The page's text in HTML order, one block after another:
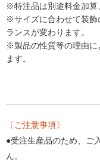
※特注品は別途料金加算
※サイズに合わせて装飾
ランスが変わります。
※製品の性質等の理由に
ます。
〔ご注意事項〕
●受注生産品のため、ご
ん。